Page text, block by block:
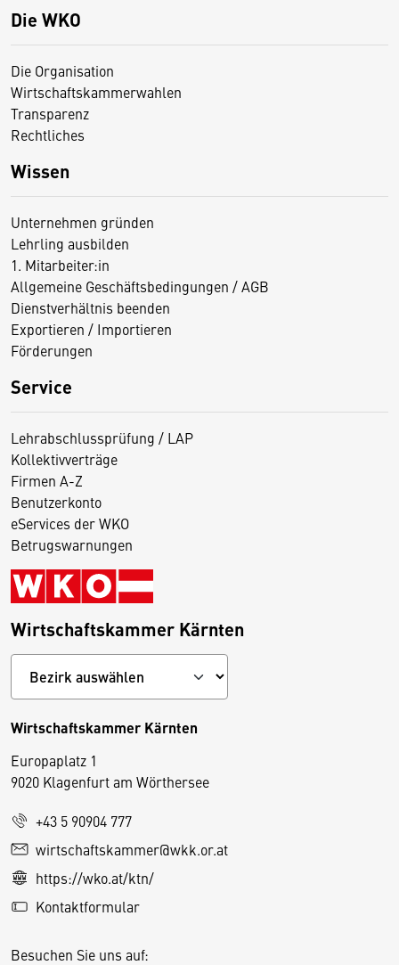
Die WKO
Die Organisation
Wirtschaftskammerwahlen
Transparenz
Rechtliches
Wissen
Unternehmen gründen
Lehrling ausbilden
1. Mitarbeiter:in
Allgemeine Geschäftsbedingungen / AGB
Dienstverhältnis beenden
Exportieren / Importieren
Förderungen
Service
Lehrabschlussprüfung / LAP
Kollektivverträge
Firmen A-Z
Benutzerkonto
eServices der WKO
Betrugswarnungen
Wirtschaftskammer Kärnten
Wirtschaftskammer Kärnten
Europaplatz 1
9020 Klagenfurt am Wörthersee
+43 5 90904 777
wirtschaftskammer@wkk.or.at
https://wko.at/ktn/
Kontaktformular
Besuchen Sie uns auf:
D
e
s
S